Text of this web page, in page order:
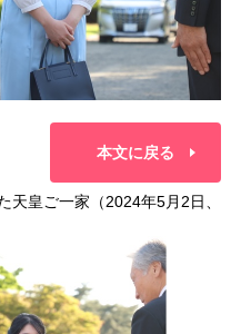
本文に戻る
天皇ご一家（2024年5月2日、